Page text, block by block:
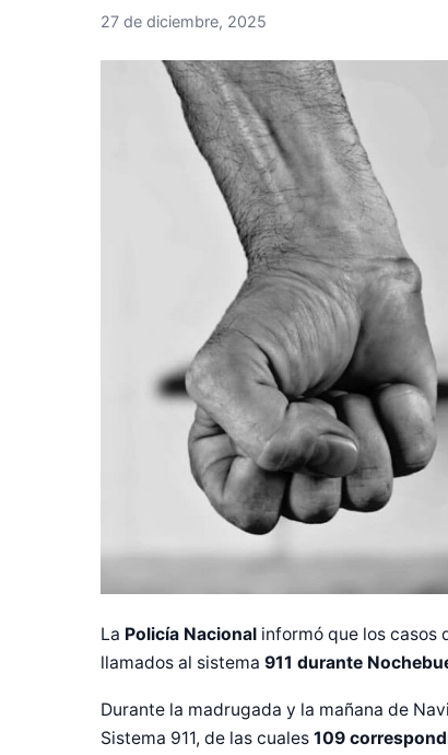
27 de diciembre, 2025
La Policía Nacional informó que los
llamados al sistema 911 durante
Durante la madrugada y la mañana de
Sistema 911, de las cuales 109